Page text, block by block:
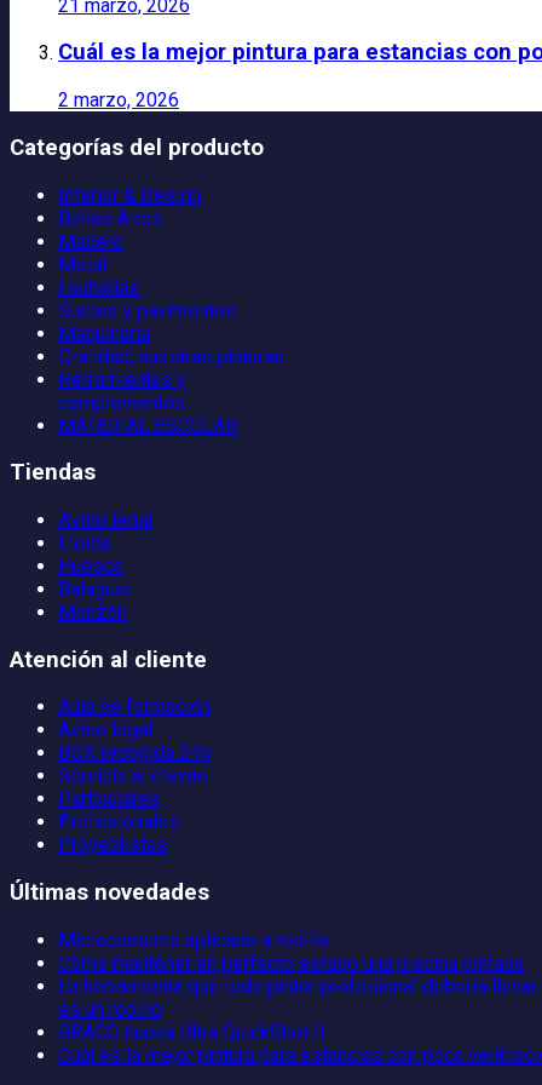
21 marzo, 2026
Cuál es la mejor pintura para estancias con
2 marzo, 2026
Categorías del producto
Interior & Design
Bellas Artes
Madera
Metal
Fachadas
Suelos y pavimentos
Maquinaria
Q-alidad, nuestras pinturas
Herramientas y
complementos
MATERIAL ESCOLAR
Tiendas
Aviso legal
Lleida
Huesca
Balaguer
Monzón
Atención al cliente
Aula de formación
Aviso legal
BOX recogida 24h
Servicio al cliente
Particulares
Profesionales
Proyectistas
Últimas novedades
Microcemento aplicado a rodillo
Cómo mantener en perfecto estado una piscina pintada
La herramienta que todo pintor profesional debería
es un rodillo
GRACO nueva Ultra QuickShot II
Cuál es la mejor pintura para estancias con poca